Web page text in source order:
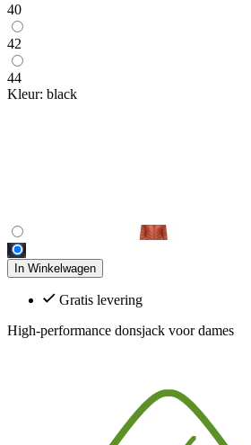
40
42
44
Kleur: black
In Winkelwagen
Gratis levering
High-performance donsjack voor dames